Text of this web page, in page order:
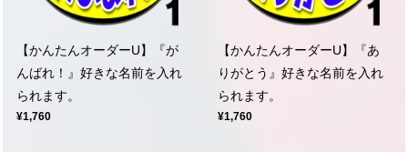
【かんたんオーダーU】『が
んばれ！』好きな名前を入れ
られます。
¥1,760
【かんたんオーダーU】『あ
りがとう』好きな名前を入れ
られます。
¥1,760